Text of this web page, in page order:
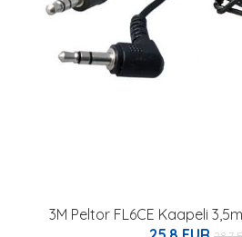
3M Peltor FL6CE Kaapeli